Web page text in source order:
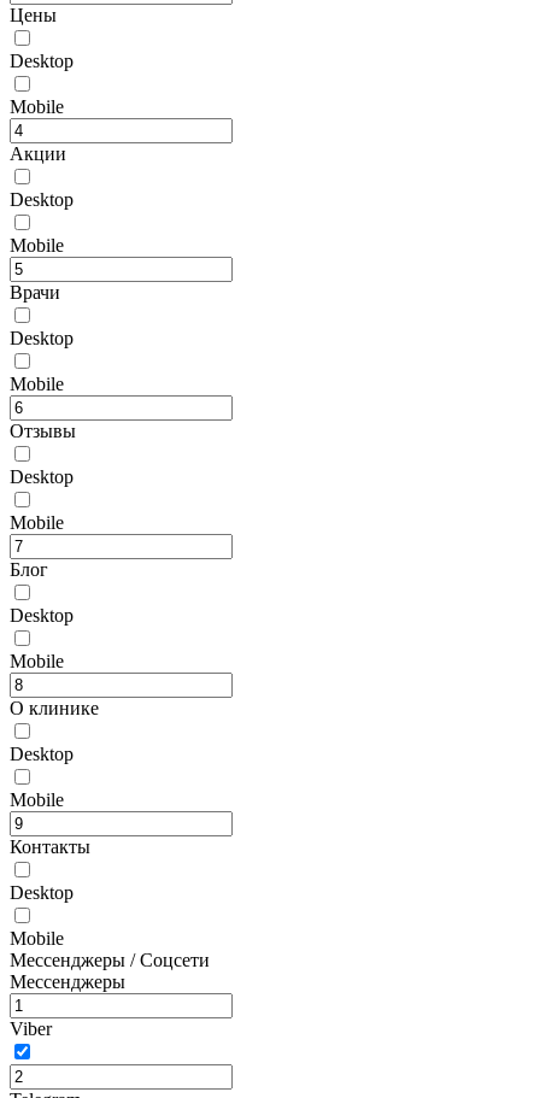
Цены
Desktop
Mobile
Акции
Desktop
Mobile
Врачи
Desktop
Mobile
Отзывы
Desktop
Mobile
Блог
Desktop
Mobile
О клинике
Desktop
Mobile
Контакты
Desktop
Mobile
Мессенджеры / Соцсети
Мессенджеры
Viber